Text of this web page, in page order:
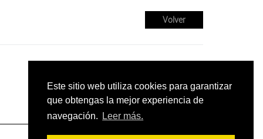
Este sitio web utiliza cookies para garantizar
que obtengas la mejor experiencia de
navegación.
Leer más.
Volver